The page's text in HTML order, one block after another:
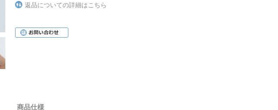
返品についての詳細はこちら
商品仕様